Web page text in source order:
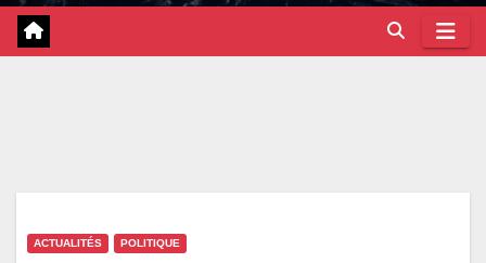
ACTUALITÉS POLITIQUE